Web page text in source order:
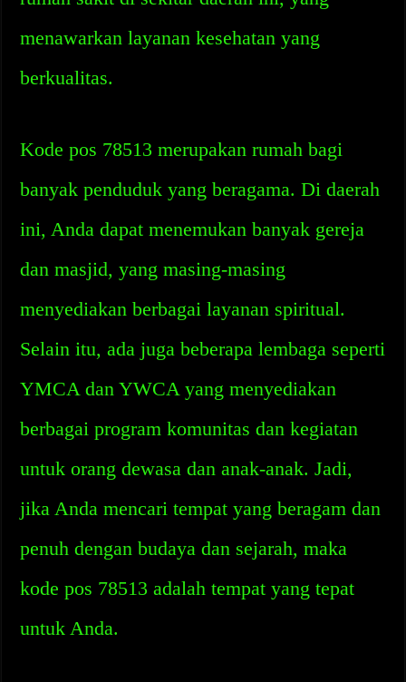
menawarkan layanan kesehatan yang
berkualitas.
Kode pos 78513 merupakan rumah bagi
banyak penduduk yang beragama. Di daerah
ini, Anda dapat menemukan banyak gereja
dan masjid, yang masing-masing
menyediakan berbagai layanan spiritual.
Selain itu, ada juga beberapa lembaga seperti
YMCA dan YWCA yang menyediakan
berbagai program komunitas dan kegiatan
untuk orang dewasa dan anak-anak. Jadi,
jika Anda mencari tempat yang beragam dan
penuh dengan budaya dan sejarah, maka
kode pos 78513 adalah tempat yang tepat
untuk Anda.